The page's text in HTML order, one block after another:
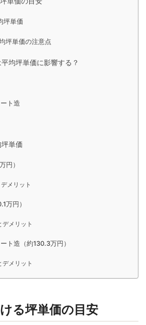
坪単価
坪単価の注意点
均坪単価に影響する？
ト造
単価
円）
メリット
万円）
デメリット
ト造（約130.3万円）
デメリット
る坪単価の目安